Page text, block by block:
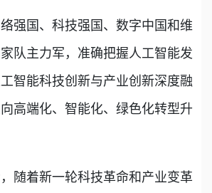
国、科技强国、数字中国和维
队主力军，准确把握人工智能发
智能科技创新与产业创新深度融
高端化、智能化、绿色化转型升
着新一轮科技革命和产业变革